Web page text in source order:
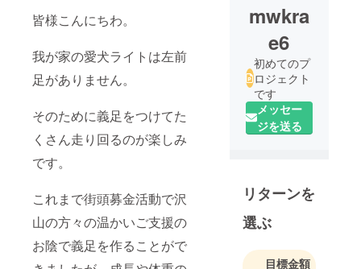
皆様こんにちわ。
我が家の愛犬ライトは左前
足がありません。
そのために義足をつけてた
くさん走り回るのが楽しみ
です。
これまで街頭募金活動で沢
山の方々の温かいご支援の
お陰で義足を作ることがで
mwkra
e6
初めてのプ
ロジェクト
です
メッセー
ジを送る
リターンを
選ぶ
目標金額